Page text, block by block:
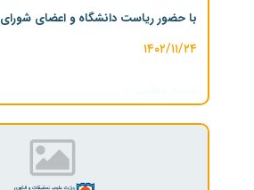
با حضور ریاست دانشگاه و اعضای شورای
۱۴۰۲/۱۱/۲۴